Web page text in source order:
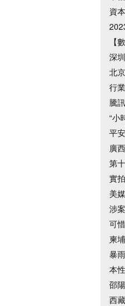
資
【
深
北
行
騰
“小
平
廣
第
實
美
涉
可
柬
暴
本性
邵
西